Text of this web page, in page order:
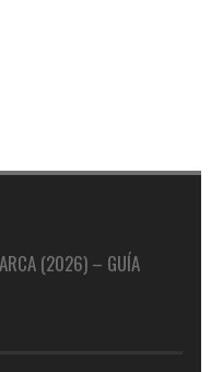
(2026) – GUÍA